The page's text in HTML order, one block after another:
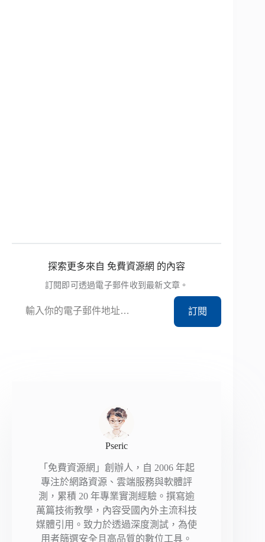
探索更多來自 免費資源網 的內容
訂閱即可透過電子郵件收到最新文章。
訂閱
Pseric
「免費資源網」創辦人，自 2006 年起
專注於網路資源、雲端服務與軟體評
測，累積 20 年專業實測經驗。撰寫逾
萬篇技術教學，內容受國內外主流科技
媒體引用。致力於透過深度測試，為使
用者篩選安全且高品質的數位工具。